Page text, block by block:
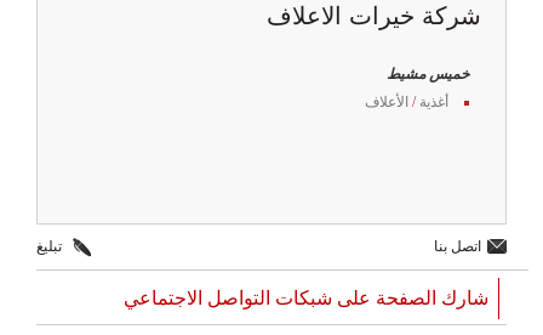
شركة خيرات الاعلاف
خميس مشيط
أغذية / الأعلاف
اتصل بنا تبليغ
شارك الصفحة على شبكات التواصل الاجتماعي